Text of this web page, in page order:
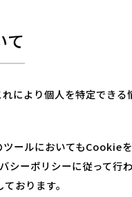
て
により個人を特定できる
ールにおいてもCookie
ーポリシーに従って行
おります。